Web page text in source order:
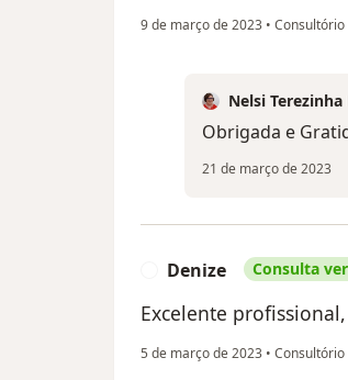
9 de março de 2023 •
Nelsi Terezinha
Obrigada e
21 de março de 2023
Denize Consulta
Excelente
5 de março de 2023 •